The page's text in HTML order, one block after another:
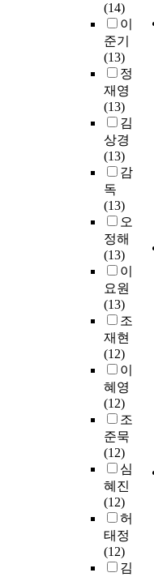
(14)
이
준기
(13)
정
재영
(13)
김
상경
(13)
감
독
(13)
오
정해
(13)
이
요원
(13)
조
재현
(12)
이
혜영
(12)
조
준묵
(12)
심
혜진
(12)
허
태정
(12)
김